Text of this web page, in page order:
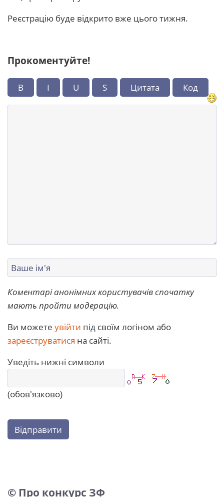
Реєстрацію буде відкрито вже цього тижня.
Прокоментуйте!
B I U S Цитата Код
Коментарі анонімних користувачів спочатку
мають пройти модерацію.
Ви можете увійти під своїм логіном або
зареєструватися на сайті.
Уведіть нижні символи
(обов'язково)
Відправити
© Про конкурс ЗФ